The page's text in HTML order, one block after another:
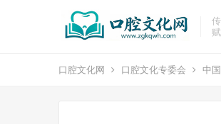
口腔文化网 口腔文化专委会 中